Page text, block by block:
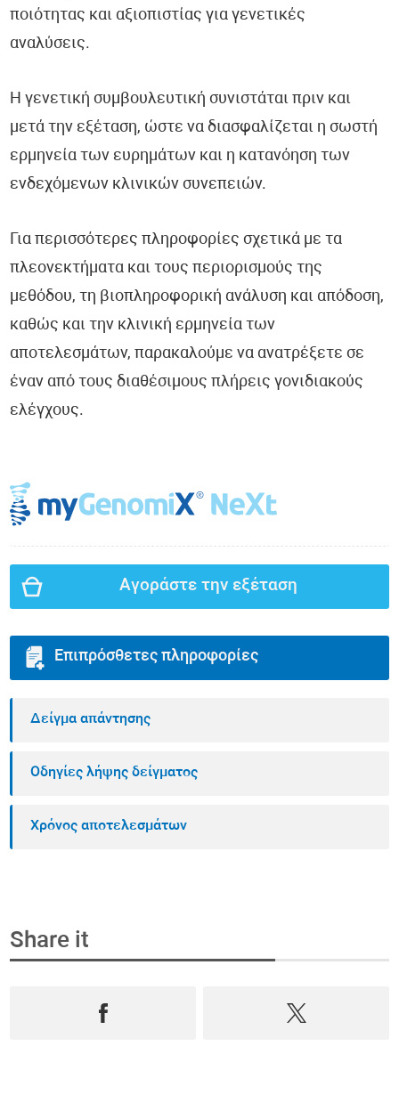
ποιότητας και αξιοπιστίας για γενετικές
αναλύσεις.
Η γενετική συμβουλευτική συνιστάται πριν και
μετά την εξέταση, ώστε να διασφαλίζεται η σωστή
ερμηνεία των ευρημάτων και η κατανόηση των
ενδεχόμενων κλινικών συνεπειών.
Για περισσότερες πληροφορίες σχετικά με τα
πλεονεκτήματα και τους περιορισμούς της
μεθόδου, τη βιοπληροφορική ανάλυση και απόδοση,
καθώς και την κλινική ερμηνεία των
αποτελεσμάτων, παρακαλούμε να ανατρέξετε σε
έναν από τους διαθέσιμους πλήρεις γονιδιακούς
ελέγχους.
Αγοράστε την εξέταση
Επιπρόσθετες πληροφορίες
Δείγμα απάντησης
Οδηγίες λήψης δείγματος
Χρόνος αποτελεσμάτων
Share it